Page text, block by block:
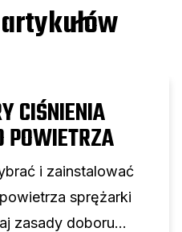
CIŚNIENIA
POWIETRZA
i zainstalować
sprężarki
zasady doboru